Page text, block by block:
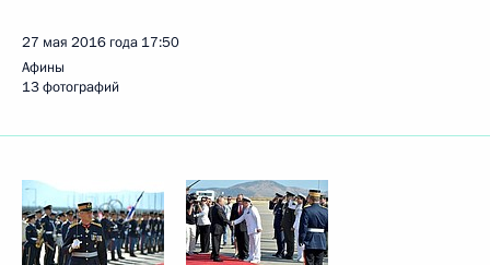
27 мая 2016 года 17:50
Афины
13 фотографий